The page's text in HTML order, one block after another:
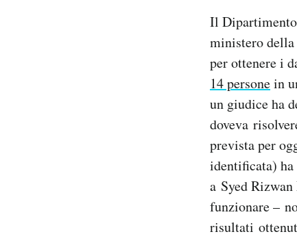
Il
ministero
per ottenere i
14 personein
un giudice ha
doveva
prevista per
identificata) ha
a Syed
funzionare –
risultati